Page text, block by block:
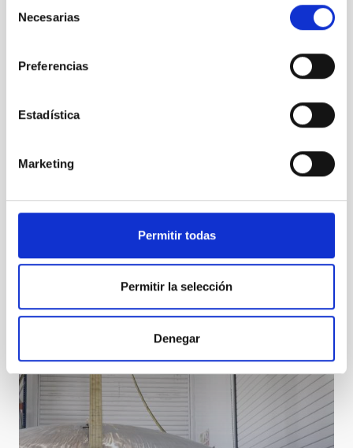
Necesarias
Preferencias
Estadística
Marketing
Permitir todas
Permitir la selección
Denegar
Images of Cumbre Vieja Volcano taken with DRAGO
IACTec 360